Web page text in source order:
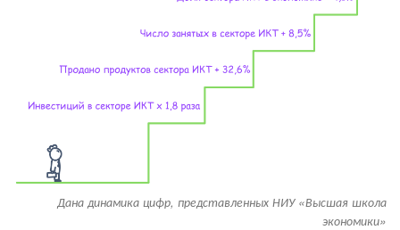
Дана динамика цифр, представленных НИУ «Высшая школа
экономики»